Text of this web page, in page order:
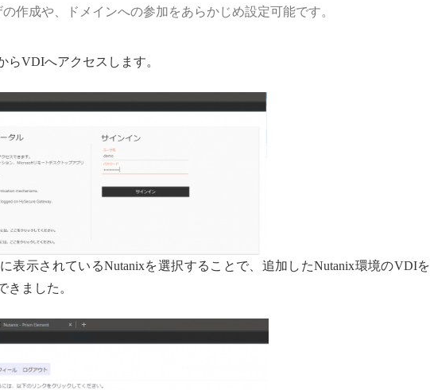
作成や、ドメインへの参加をあらかじめ設定可能です。
らVDIへアクセスします。
表示されているNutanixを選択することで、追加したNutanix環境のVDIを
きました。